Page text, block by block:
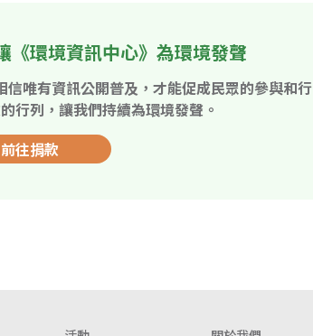
環境資訊中心》為環境發聲
信唯有資訊公開普及，才能促成民眾的參與和行
行列，讓我們持續為環境發聲。
前往捐款